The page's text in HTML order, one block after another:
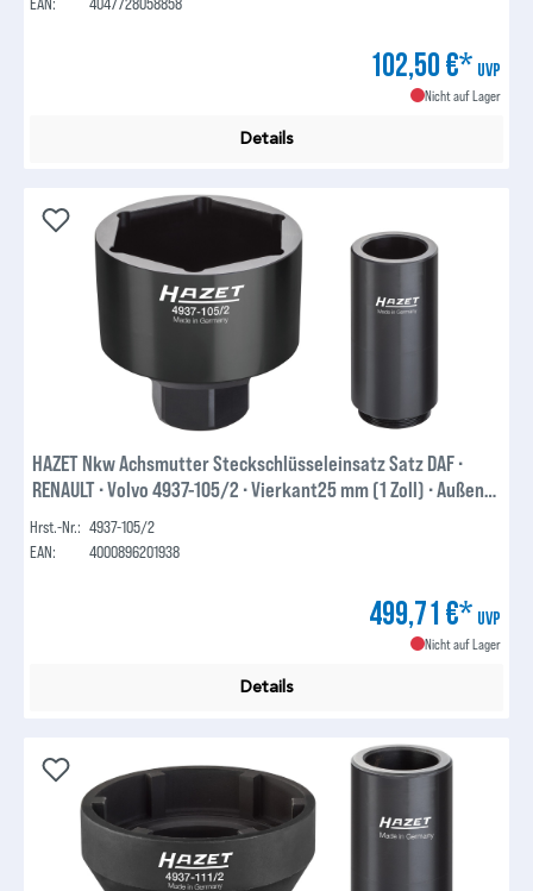
102,50 €* UVP
Nicht auf Lager
Details
HAZET Nkw Achsmutter Steckschlüsseleinsatz Satz DAF ∙
RENAULT ∙ Volvo 4937-105/2 ∙ Vierkant25 mm (1 Zoll) ∙ Außen-
Sechskant Profil ∙ 105 mm ∙ Anzahl Werkzeuge: 2
Hrst.-Nr.: 4937-105/2
EAN:
4000896201938
499,71 €* UVP
Nicht auf Lager
Details